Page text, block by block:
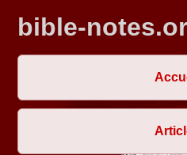
bible-